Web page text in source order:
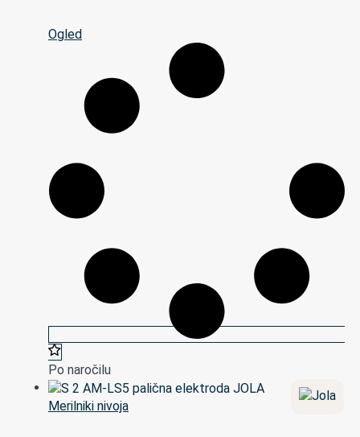
Ogled
Po naročilu
Merilniki nivoja